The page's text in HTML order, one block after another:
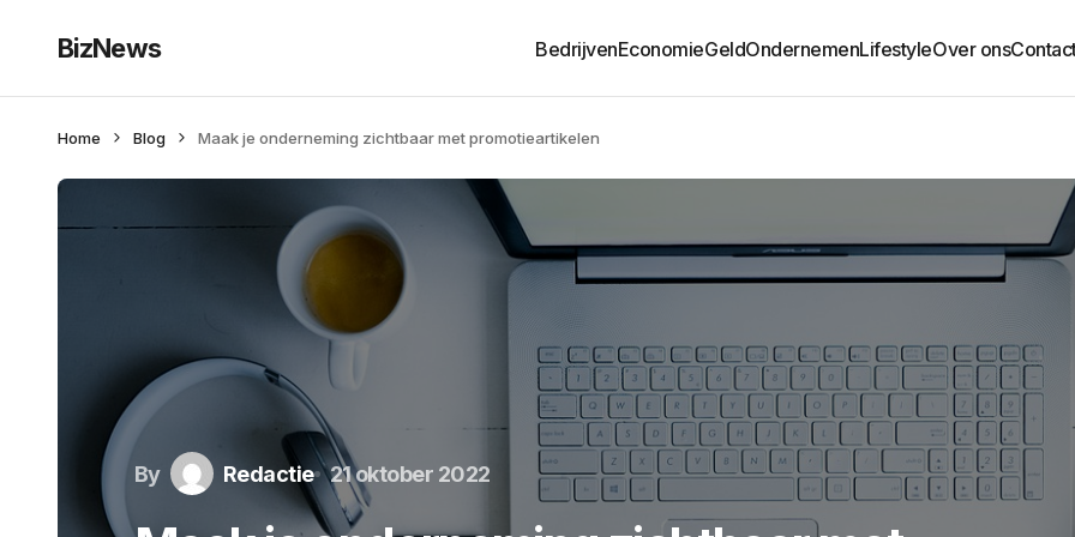
BizNews BedrijvenEconomieGeldOndernemenLifestyleOver ons
Home Blog Maak je onderneming zichtbaar met promotieartikelen
By Redactie 21 oktober 2022